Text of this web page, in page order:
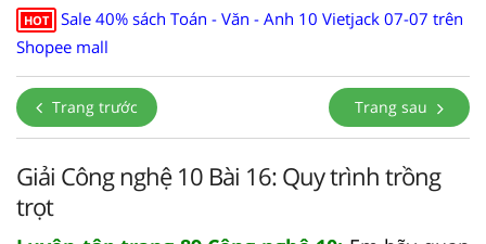
HOT
Sale 40% sách Toán - Văn - Anh 10 Vietjack 07-07 trên
Shopee mall
Trang trước Trang sau
Giải Công nghệ 10 Bài 16: Quy trình trồng
trọt